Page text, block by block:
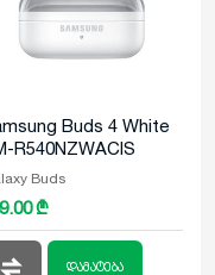
Buds 4 White
R540NZWACIS
Buds
₾
დამატება